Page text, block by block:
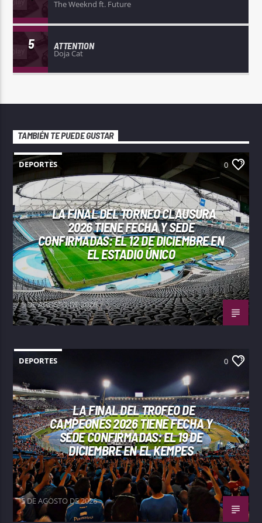
The Weeknd ft. Future
5 ATTENTION
Doja Cat
TAMBIÉN TE PUEDE GUSTAR
DEPORTES 0
LA FINAL DEL TORNEO CLAUSURA
2026 TIENE FECHA Y SEDE
CONFIRMADAS: EL 12 DE DICIEMBRE EN
EL ESTADIO ÚNICO
5 DE AGOSTO DE 2026
DEPORTES 0
LA FINAL DEL TROFEO DE
CAMPEONES 2026 TIENE FECHA Y
SEDE CONFIRMADAS: EL 19 DE
DICIEMBRE EN EL KEMPES
5 DE AGOSTO DE 2026